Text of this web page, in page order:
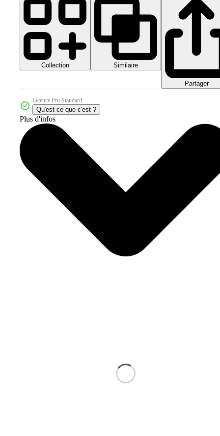
Collection Similaire
Partager
Licence Pro Standard
Qu'est-ce que c'est ?
Plus d'infos